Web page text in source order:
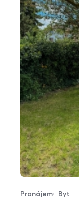
Typ nabídky
Pronájem
Typ nemovitosti
Byt